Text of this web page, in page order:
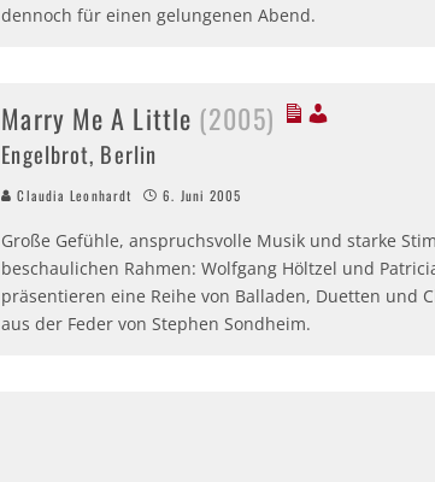
dennoch für einen gelungenen Abend.
Marry Me A Little (2005)
Engelbrot, Berlin
Claudia Leonhardt 6. Juni 2005
Große Gefühle, anspruchsvolle Musik und starke
beschaulichen Rahmen: Wolfgang Höltzel und
präsentieren eine Reihe von Balladen, Duetten und
aus der Feder von Stephen Sondheim.